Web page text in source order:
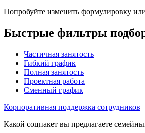
Попробуйте изменить формулировку
Быстрые фильтры
Частичная занятость
Гибкий график
Полная занятость
Проектная работа
Сменный график
Корпоративная поддержка сотрудников
Какой соцпакет вы предлагаете